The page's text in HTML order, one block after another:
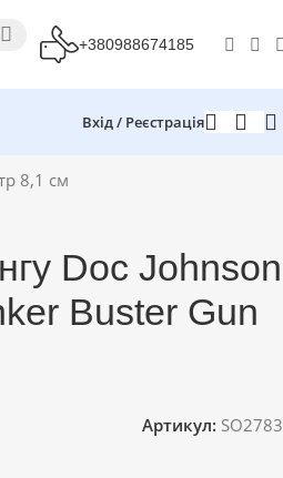
+380988674185
Вхід / Реєстрація
8,1 см
Doc Johnson
Buster Gun
Артикул: SO2783